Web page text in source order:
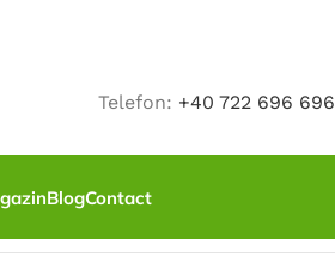
Telefon: +40 722 696 696
BlogContact